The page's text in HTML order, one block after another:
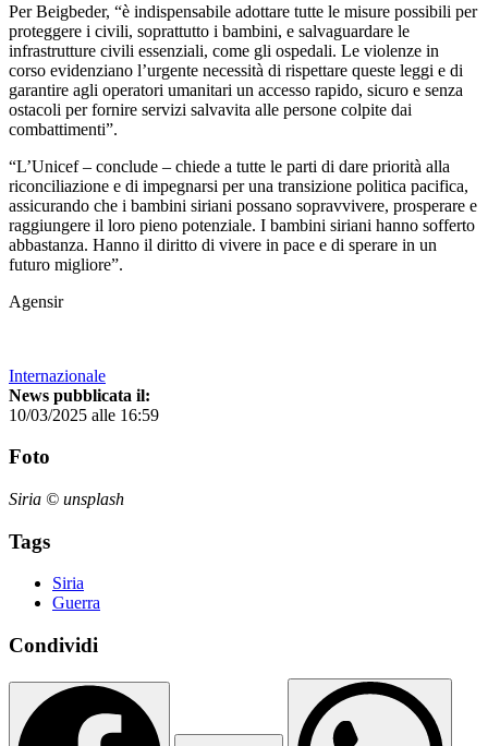
Per Beigbeder, “è indispensabile adottare tutte le misure possibili per
proteggere i civili, soprattutto i bambini, e salvaguardare le
infrastrutture civili essenziali, come gli ospedali. Le violenze in
corso evidenziano l’urgente necessità di rispettare queste leggi e di
garantire agli operatori umanitari un accesso rapido, sicuro e senza
ostacoli per fornire servizi salvavita alle persone colpite dai
combattimenti”.
“L’Unicef – conclude – chiede a tutte le parti di dare priorità alla
riconciliazione e di impegnarsi per una transizione politica pacifica,
assicurando che i bambini siriani possano sopravvivere, prosperare e
raggiungere il loro pieno potenziale. I bambini siriani hanno sofferto
abbastanza. Hanno il diritto di vivere in pace e di sperare in un
futuro migliore”.
Agensir
Internazionale
News pubblicata il:
10/03/2025 alle 16:59
Foto
Siria © unsplash
Tags
Siria
Guerra
Condividi